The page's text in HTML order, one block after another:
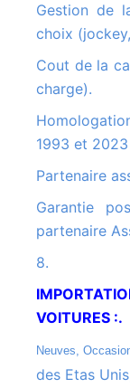
Gestion de la logistique de livraison de votre
choix
Cout de la carte grise et du CT (gestion a notre
charge).
Homologation pour les voitures modernes entre
1993 et
Partenaire
Garantie possible jusqu’à 7 ans avec notre
partenaire
8.
IMPORTATION DE TOUTES MARQUES DE
VOITURES :.
Neuves,
des Etas